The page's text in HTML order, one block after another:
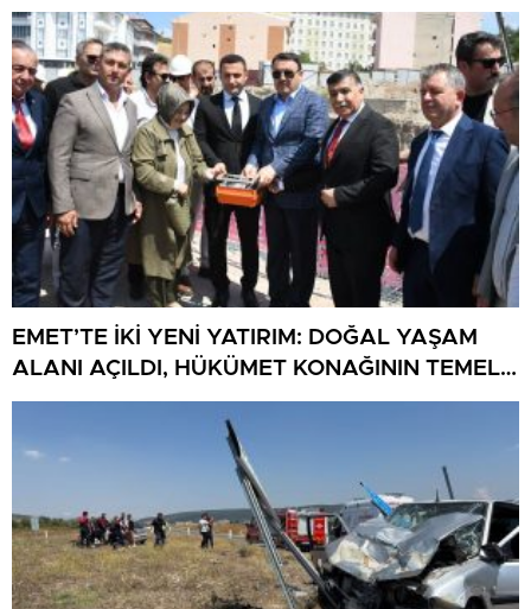
EMET’TE İKİ YENİ YATIRIM: DOĞAL YAŞAM
ALANI AÇILDI, HÜKÜMET KONAĞININ TEMELİ
ATILDI